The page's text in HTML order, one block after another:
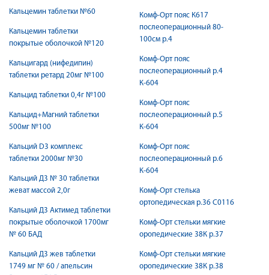
Кальцемин таблетки №60
Кальцемин таблетки
покрытые оболочкой №120
Кальцигард (нифедипин)
таблетки ретард 20мг №100
Кальцид таблетки 0,4г №100
Кальцид+Магний таблетки
500мг №100
Кальций D3 комплекс
таблетки 2000мг №30
Кальций Д3 № 30 таблетки
жеват массой 2,0г
Кальций Д3 Актимед таблетки
покрытые оболочкой 1700мг
№ 60 БАД
Кальций Д3 жев таблетки
1749 мг № 60 / апельсин
Комф-Орт пояс К617
послеоперационный 80-
100см р.4
Комф-Орт пояс
послеоперационный р.4
К-604
Комф-Орт пояс
послеоперационный р.5
К-604
Комф-Орт пояс
послеоперационный р.6
К-604
Комф-Орт стелька
ортопедическая р.36 С0116
Комф-Орт стельки мягкие
оропедические 38К р.37
Комф-Орт стельки мягкие
оропедические 38К р.38